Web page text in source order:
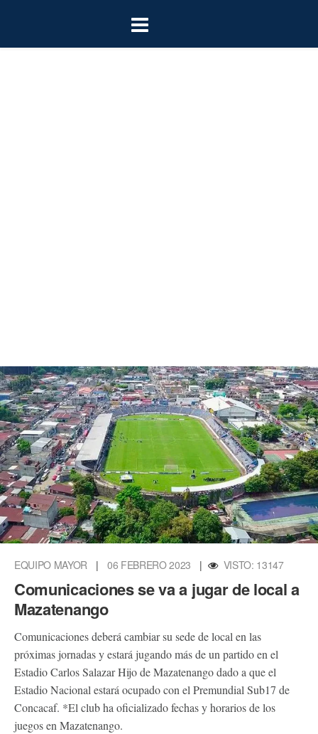
EQUIPO MAYOR | 06 FEBRERO 2023 | VISTO: 13147
Comunicaciones se va a jugar de local a
Mazatenango
Comunicaciones deberá cambiar su sede de local en las
próximas jornadas y estará jugando más de un partido en el
Estadio Carlos Salazar Hijo de Mazatenango dado a que el
Estadio Nacional estará ocupado con el Premundial Sub17 de
Concacaf. *El club ha oficializado fechas y horarios de los
juegos en Mazatenango.